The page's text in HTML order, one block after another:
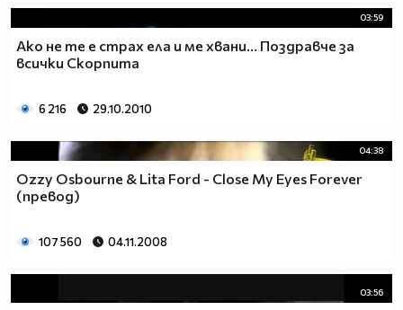
03:59
Ако не те е страх ела и ме хвани... Поздравче за
всички Скорпита
6 216 29.10.2010
04:38
Ozzy Osbourne & Lita Ford - Close My Eyes Forever
(превод)
107 560 04.11.2008
03:56